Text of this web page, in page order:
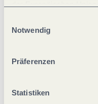
jederzeit widerrufen
ablehnen" kann es zu
Notwendig
Präferenzen
Statistiken
Zahlungsarten
Wellness
Kontakt-
Eignung